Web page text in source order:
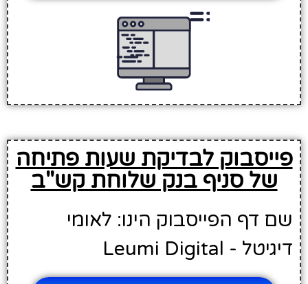
פייסבוק לבדיקת שעות פתיחה
של סניף בנק שלוחת קש"ב
שם דף הפייסבוק הינו: לאומי
דיגיטל - Leumi Digital